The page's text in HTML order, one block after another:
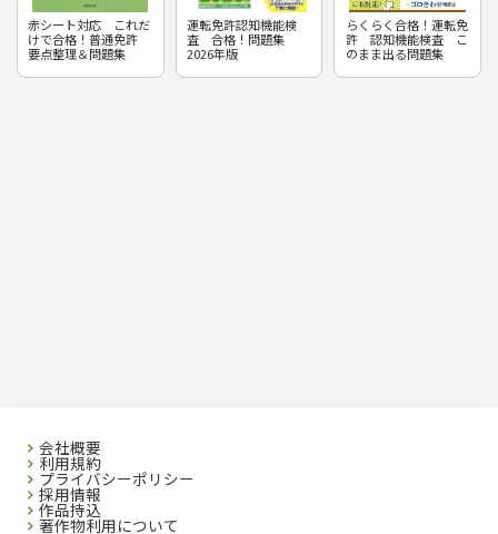
赤シート対応 これだ
けで合格！普通免許
要点整理＆問題集
運転免許認知機能検
査 合格！問題集
2026年版
らくらく合格！運転免
許 認知機能検査 こ
のまま出る問題集
会社概要
利用規約
プライバシーポリシー
採用情報
作品持込
著作物利用について